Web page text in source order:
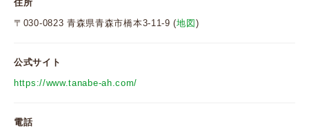
住所
〒030-0823 青森県青森市橋本3-11-9 (地図 )
公式サイト
https://www.tanabe-ah.com/
電話